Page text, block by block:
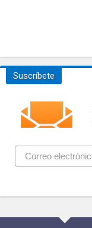
Suscríbete